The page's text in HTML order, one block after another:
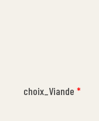
choix_Viande*